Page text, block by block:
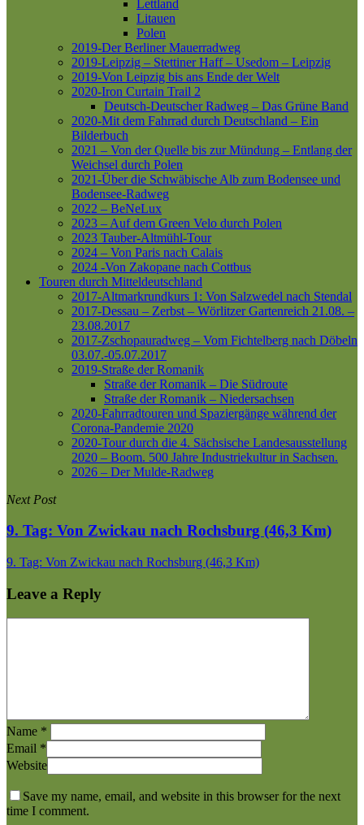
Lettland
Litauen
Polen
2019-Der Berliner Mauerradweg
2019-Leipzig – Stettiner Haff – Usedom – Leipzig
2019-Von Leipzig bis ans Ende der Welt
2020-Iron Curtain Trail 2
Deutsch-Deutscher Radweg – Das Grüne Band
2020-Mit dem Fahrrad durch Deutschland – Ein
Bilderbuch
2021 – Von der Quelle bis zur Mündung – Entlang der
Weichsel durch Polen
2021-Über die Schwäbische Alb zum Bodensee und
Bodensee-Radweg
2022 – BeNeLux
2023 – Auf dem Green Velo durch Polen
2023 Tauber-Altmühl-Tour
2024 – Von Paris nach Calais
2024 -Von Zakopane nach Cottbus
Touren durch Mitteldeutschland
2017-Altmarkrundkurs 1: Von Salzwedel nach Stendal
2017-Dessau – Zerbst – Wörlitzer Gartenreich 21.08. –
23.08.2017
2017-Zschopauradweg – Vom Fichtelberg nach Döbeln
03.07.-05.07.2017
2019-Straße der Romanik
Straße der Romanik – Die Südroute
Straße der Romanik – Niedersachsen
2020-Fahrradtouren und Spaziergänge während der
Corona-Pandemie 2020
2020-Tour durch die 4. Sächsische Landesausstellung
2020 – Boom. 500 Jahre Industriekultur in Sachsen.
2026 – Der Mulde-Radweg
Next Post
9. Tag: Von Zwickau nach Rochsburg (46,3 Km)
9. Tag: Von Zwickau nach Rochsburg (46,3 Km)
Leave a Reply
Name *
Email *
Website
Save my name, email, and website in this browser for the next
time I comment.